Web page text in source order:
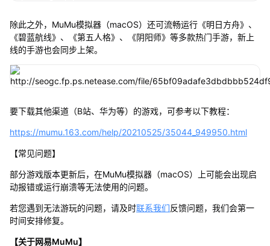
除此之外，MuMu模拟器（macOS）还可流畅运行《明日方舟》、
《碧蓝航线》、《第五人格》、《阴阳师》等多款热门手游，新上
线的手游也会同步上架。
要下载其他渠道（B站、华为等）的游戏，可参考以下教程：
https://mumu.163.com/help/20210525/35044_949950.html
【常见问题】
部分游戏版本更新后，在MuMu模拟器（macOS）上可能会出现启
动报错或运行崩溃等无法使用的问题。
若您遇到无法游玩的问题，请及时联系我们反馈问题，我们会第一
时间安排修复。
【关于网易MuMu】